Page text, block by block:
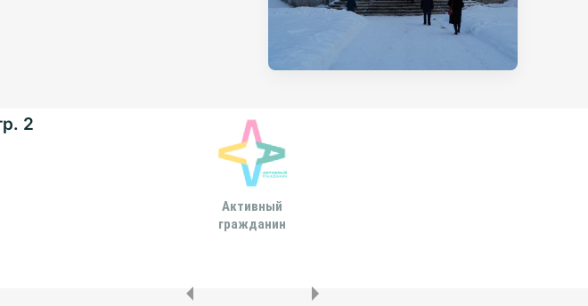
2
Активный
гражданин